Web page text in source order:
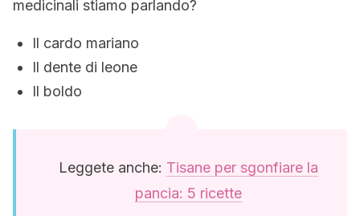
medicinali stiamo parlando?
Il cardo mariano
Il dente di leone
Il boldo
Leggete anche: Tisane per sgonfiare la
pancia: 5 ricette